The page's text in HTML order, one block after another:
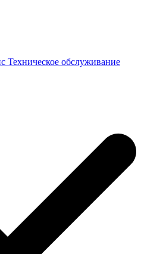
Техническое обслуживание